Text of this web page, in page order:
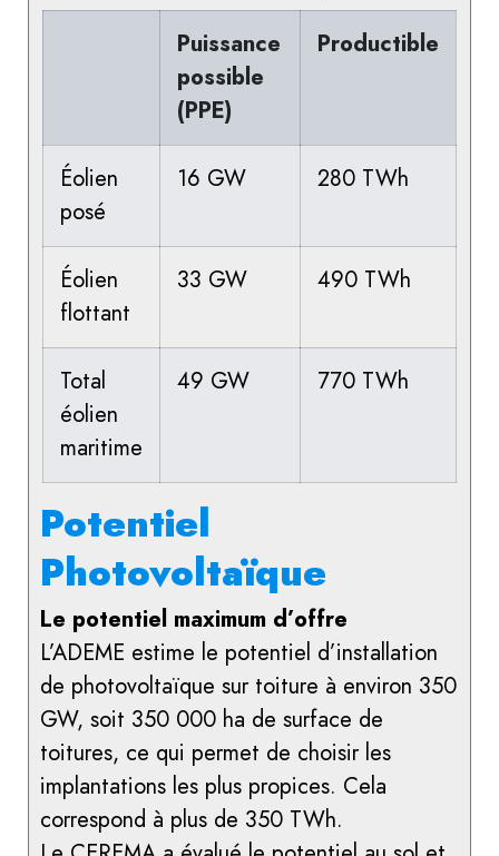
Puissance
possible
(PPE)
Productible
Éolien
posé
16 GW 280 TWh
Éolien
flottant
33 GW 490 TWh
Total
éolien
maritime
49 GW 770 TWh
Potentiel
Photovoltaïque
Le potentiel maximum d’offre
L’ADEME estime le potentiel d’installation
de photovoltaïque sur toiture à environ 350
GW, soit 350 000 ha de surface de
toitures, ce qui permet de choisir les
implantations les plus propices. Cela
correspond à plus de 350 TWh.